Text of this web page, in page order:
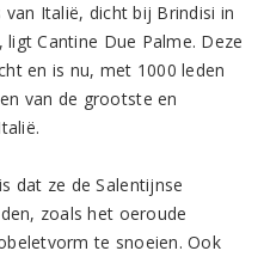
Italië, dicht bij Brindisi in
Cantine Due Palme. Deze
en is nu, met 1000 leden
van de grootste en
dat ze de Salentijnse
zoals het oeroude
te snoeien. Ook